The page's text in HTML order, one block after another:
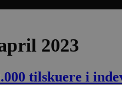
2023
tilskuere i